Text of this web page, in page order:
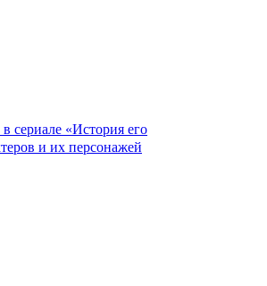
в сериале «История его
и их персонажей